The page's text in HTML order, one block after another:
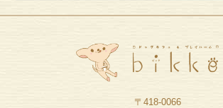
〒418-0066